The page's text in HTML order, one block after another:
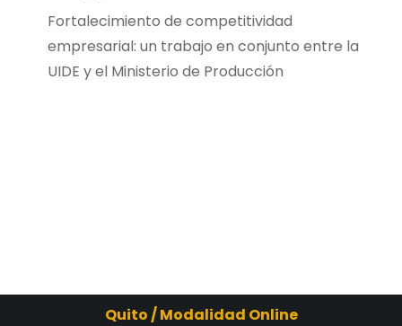
Fortalecimiento de competitividad
empresarial: un trabajo en conjunto entre la
UIDE y el Ministerio de Producción
Quito / Modalidad Online